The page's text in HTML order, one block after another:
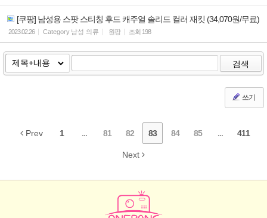
[쿠팡] 남성용 스팟 스티칭 후드 캐주얼 솔리드 컬러 재킷 (34,070원/무료)
2023.02.26 Category 남성 의류 원팡 조회 198
검색
쓰기
Prev 1 ... 81 82 83 84 85 ... 411
Next